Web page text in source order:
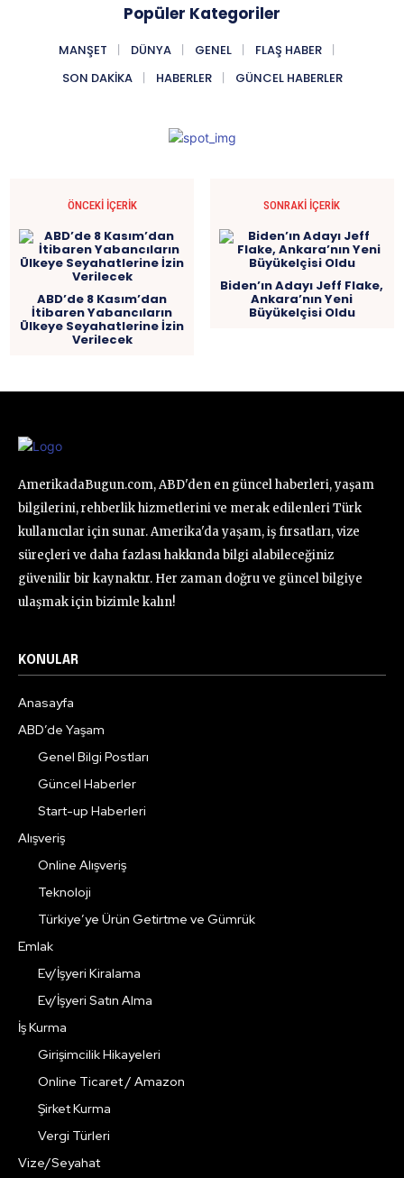
Popüler Kategoriler
MANŞET DÜNYA GENEL
FLAŞ HABER
SON DAKIKA
HABERLER GÜNCEL HABERLER
ÖNCEKI İÇERIK
ABD’de 8 Kasım’dan
İtibaren Yabancıların
Ülkeye Seyahatlerine İzin
Verilecek
SONRAKI İÇERIK
Biden’ın Adayı Jeff Flake,
Ankara’nın Yeni
Büyükelçisi Oldu
AmerikadaBugun.com, ABD'den en güncel haberleri, yaşam
bilgilerini, rehberlik hizmetlerini ve merak edilenleri Türk
kullanıcılar için sunar. Amerika'da yaşam, iş fırsatları, vize
süreçleri ve daha fazlası hakkında bilgi alabileceğiniz
güvenilir bir kaynaktır. Her zaman doğru ve güncel bilgiye
ulaşmak için bizimle kalın!
KONULAR
Anasayfa
ABD’de Yaşam
Genel Bilgi Postları
Güncel Haberler
Start-up Haberleri
Alışveriş
Online Alışveriş
Teknoloji
Türkiye’ye Ürün Getirtme ve Gümrük
Emlak
Ev/İşyeri Kiralama
Ev/İşyeri Satın Alma
İş Kurma
Girişimcilik Hikayeleri
Online Ticaret / Amazon
Şirket Kurma
Vergi Türleri
Vize/Seyahat